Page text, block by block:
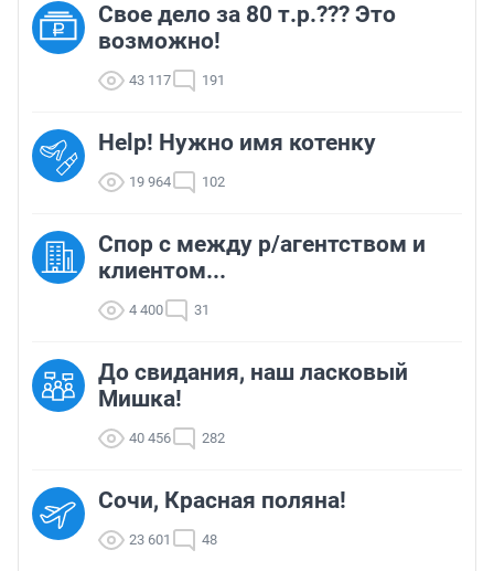
Свое дело за 80 т.р.??? Это
возможно!
43 117 191
Help! Нужно имя котенку
19 964 102
Спор с между р/агентством и
клиентом...
4 400 31
До свидания, наш ласковый
Мишка!
40 456 282
Сочи, Красная поляна!
23 601 48